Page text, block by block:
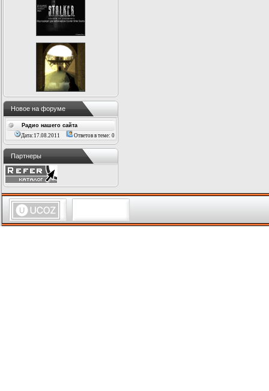
Новое на форуме
Радио нашего сайта
Дата:17.08.2011
Ответов в теме: 0
Партнеры